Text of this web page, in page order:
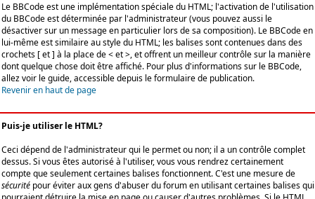
Le BBCode est une implémentation spéciale du HTML; l'activation de l'utilisation
du BBCode est déterminée par l'administrateur (vous pouvez aussi le
désactiver sur un message en particulier lors de sa composition). Le BBCode en
lui-même est similaire au style du HTML; les balises sont contenues dans des
crochets [ et ] à la place de < et >, et offrent un meilleur contrôle sur la manière
dont quelque chose doit être affiché. Pour plus d'informations sur le BBCode,
allez voir le guide, accessible depuis le formulaire de publication.
Revenir en haut de page
Puis-je utiliser le HTML?
Ceci dépend de l'administrateur qui le permet ou non; il a un contrôle complet
dessus. Si vous êtes autorisé à l'utiliser, vous vous rendrez certainement
compte que seulement certaines balises fonctionnent. C'est une mesure de
sécurité pour éviter aux gens d'abuser du forum en utilisant certaines balises qui